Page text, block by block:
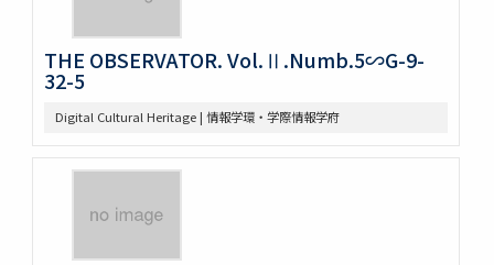
THE OBSERVATOR. Vol.Ⅱ.Numb.5∽G-9-
32-5
Digital Cultural Heritage | 情報学環・学際情報学府